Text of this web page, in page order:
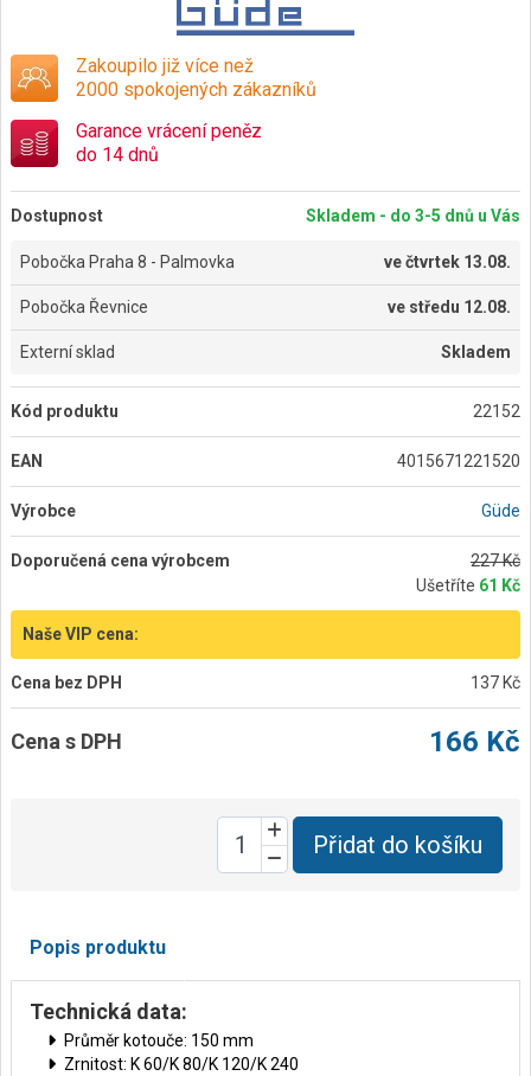
Zakoupilo již více než
2000 spokojených zákazníků
Garance vrácení peněz
do 14 dnů
Dostupnost Skladem - do 3-5 dnů u Vás
Pobočka Praha 8 - Palmovka večtvrtek 13.08.
Pobočka Řevnice ve středu 12.08.
Externí sklad Skladem
Kód produktu 22152
EAN 4015671221520
Výrobce Güde
Doporučená cena výrobcem
227 Kč
Ušetříte 61 Kč
Naše VIP cena:
Cena bez DPH 137 Kč
Cena s DPH 166 Kč
Přidat do košíku
Popis produktu
Technická data:
Průměr kotouče: 150 mm
Zrnitost: K 60/K 80/K 120/K 240